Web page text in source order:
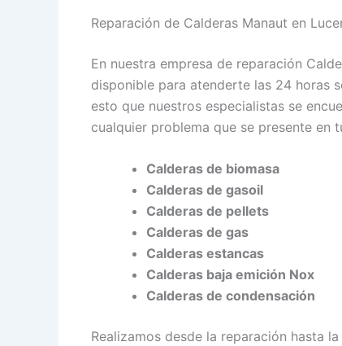
Reparación de Calderas Manaut en
En nuestra empresa de reparación
disponible para atenderte las 24 horas
esto que nuestros especialistas se
cualquier problema que se presente en
Calderas de biomasa
Calderas de gasoil
Calderas de pellets
Calderas de gas
Calderas estancas
Calderas baja emición Nox
Calderas de condensación
Realizamos desde la reparación hasta